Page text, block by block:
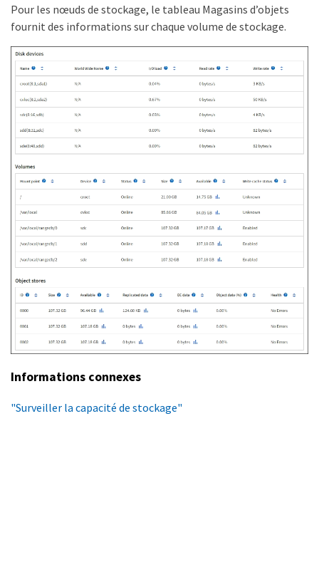
Pour les nœuds de stockage, le tableau Magasins d’objets
fournit des informations sur chaque volume de stockage.
Informations connexes
"Surveiller la capacité de stockage"